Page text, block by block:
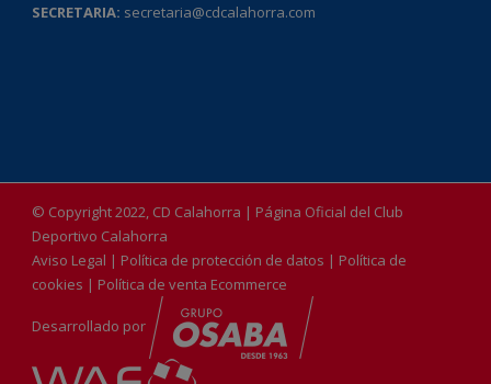
SECRETARIA: secretaria@cdcalahorra.com
© Copyright 2022, CD Calahorra | Página Oficial del Club
Deportivo Calahorra
Aviso Legal | Política de protección de datos | Política de
cookies | Política de venta Ecommerce
Desarrollado por